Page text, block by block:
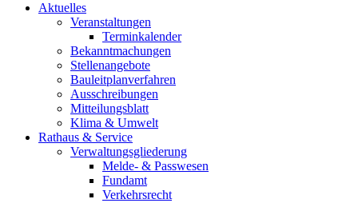
Aktuelles
Veranstaltungen
Terminkalender
Bekanntmachungen
Stellenangebote
Bauleitplanverfahren
Ausschreibungen
Mitteilungsblatt
Klima & Umwelt
Rathaus & Service
Verwaltungsgliederung
Melde- & Passwesen
Fundamt
Verkehrsrecht